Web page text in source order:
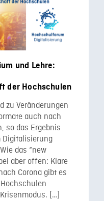
und Lehre:
der Hochschulen
zu Veränderungen
auch nach
so das Ergebnis
Digitalisierung
das “new
aber offen: Klare
Corona gibt es
[…]